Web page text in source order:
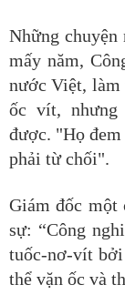
Những
mấy năm,
nước Việt, làm
ốc vít, nhưng
được. "Họ
phải từ chối".
Giám đốc một
sự: “Công
tuốc-nơ-vít bởi
thể vặn ốc và